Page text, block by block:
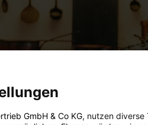
GmbH & Co KG, nutzen diverse